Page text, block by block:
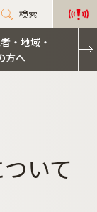
検索
・地域・
方へ
いて